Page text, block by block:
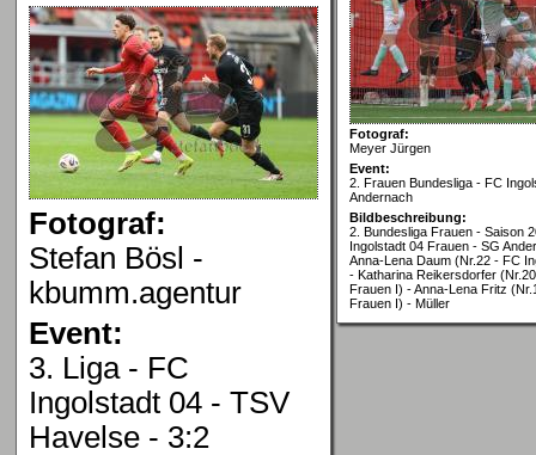
Fotograf:
Stefan Bösl -
kbumm.agentur
Event:
3. Liga - FC
Ingolstadt 04 - TSV
Havelse - 3:2
Fotograf:
Meyer Jürgen
Event:
2. Frauen Bundesliga - FC
Andernach
Bildbeschreibung:
2. Bundesliga Frauen - Saison
Ingolstadt 04 Frauen - SG
Anna-Lena Daum (Nr.22 - FC
- Katharina Reikersdorfer
Frauen I) - Anna-Lena Fritz
Frauen I) - Müller